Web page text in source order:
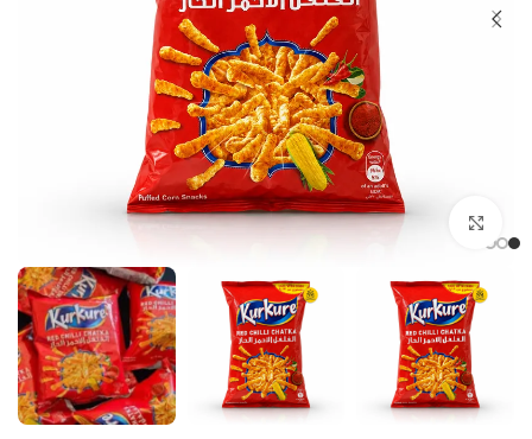
برای بزرگنمایی کلیک کنید